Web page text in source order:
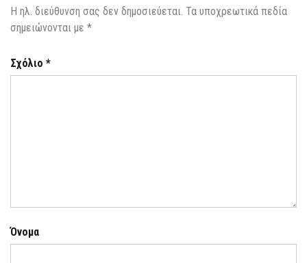
Η ηλ. διεύθυνση σας δεν δημοσιεύεται. Τα υποχρεωτικά πεδία
σημειώνονται με *
Σχόλιο *
Όνομα